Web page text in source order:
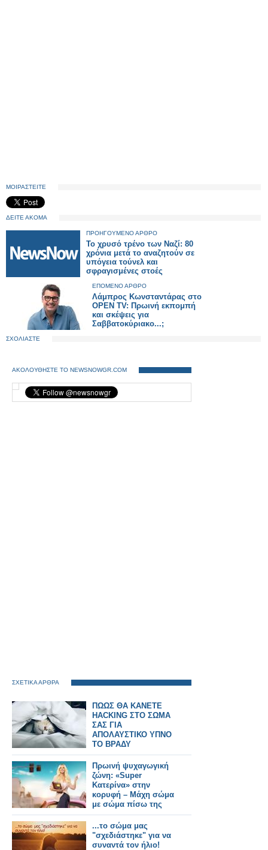
ΜΟΙΡΑΣΤΕΙΤΕ
ΔΕΙΤΕ ΑΚΟΜΑ
ΠΡΟΗΓΟΥΜΕΝΟ ΑΡΘΡΟ
Το χρυσό τρένο των Ναζί: 80
χρόνια μετά το αναζητούν σε
υπόγεια τούνελ και
σφραγισμένες στοές
ΕΠΟΜΕΝΟ ΑΡΘΡΟ
Λάμπρος Κωνσταντάρας στο
OPEN TV: Πρωινή εκπομπή
και σκέψεις για
Σαββατοκύριακο...;
ΣΧΟΛΙΑΣΤΕ
ΑΚΟΛΟΥΘΗΣΤΕ ΤΟ NEWSNOWGR.COM
ΣΧΕΤΙΚΑ ΑΡΘΡΑ
ΠΩΩΣ ΘΑ ΚΑΝΕΤΕ
HACKING ΣΤΟ ΣΩΜΑ
ΣΑΣ ΓΙΑ
ΑΠΟΛΑΥΣΤΙΚΟ ΥΠΝΟ
ΤΟ ΒΡΑΔΥ
Πρωινή ψυχαγωγική
ζώνη: «Super
Κατερίνα» στην
κορυφή – Μάχη σώμα
με σώμα πίσω της
...το σώμα μας
"σχεδιάστηκε" για να
συναντά τον ήλιο!